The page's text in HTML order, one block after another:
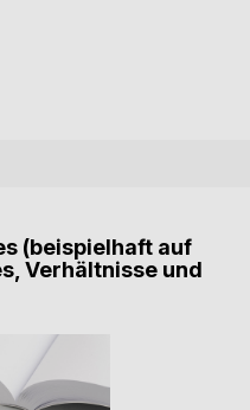
(beispielhaft auf
Verhältnisse und